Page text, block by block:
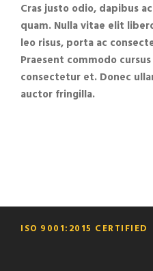
Cras justo odio, dapibus
quam. Nulla vitae elit
leo risus, porta ac
Praesent commodo
consectetur et. Donec
auctor fringilla.
ISO 9001:2015 CERTIFIED